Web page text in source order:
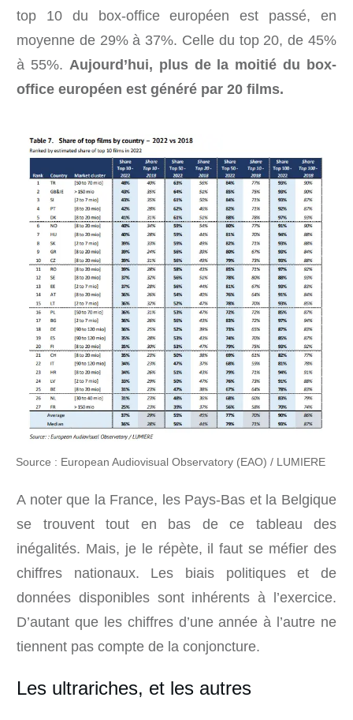
top 10 du box-office européen est passé, en
moyenne de 29% à 37%. Celle du top 20, de 45%
à 55%. Aujourd’hui, plus de la moitié du box-
office européen est généré par 20 films.
Source : European Audiovisual Observatory (EAO) / LUMIERE
A noter que la France, les Pays-Bas et la Belgique
se trouvent tout en bas de ce tableau des
inégalités. Mais, je le répète, il faut se méfier des
chiffres nationaux. Les biais politiques et de
données disponibles sont inhérents à l’exercice.
D’autant que les chiffres d’une année à l’autre ne
tiennent pas compte de la conjoncture.
Les ultrariches, et les autres